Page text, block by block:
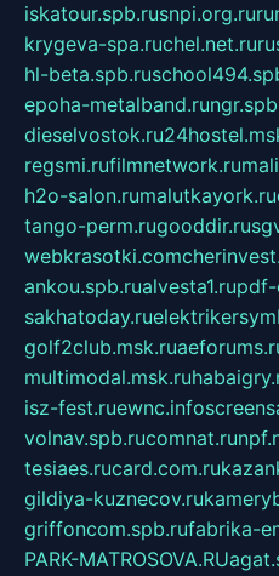
iskatour.spb.rusnpi.org.ru
krygeva-spa.ruchel.net.ru
hl-beta.spb.ru
epoha-metalband.ru
dieselvostok.ru
regsmi.rufilmnetwork.ru
h2o-salon.rumalutkayork.ru
tango-perm.rugooddir.ru
webkrasotki.com
ankou.spb.rualvesta1.rupdf-
sakhatoday.ru
golf2club.msk.ru
multimodal.msk.ru
isz-fest.ruewnc.info
volnav.spb.rucomnat.ru
tesiaes.rucard.com.ru
gildiya-kuznecov.ru
griffoncom.spb.rufabrika-
PARK-MATROSOVA.RU